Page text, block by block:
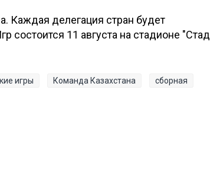
Каждая делегация стран будет
состоится 11 августа на стадионе "Стад
игры Команда Казахстана сборная